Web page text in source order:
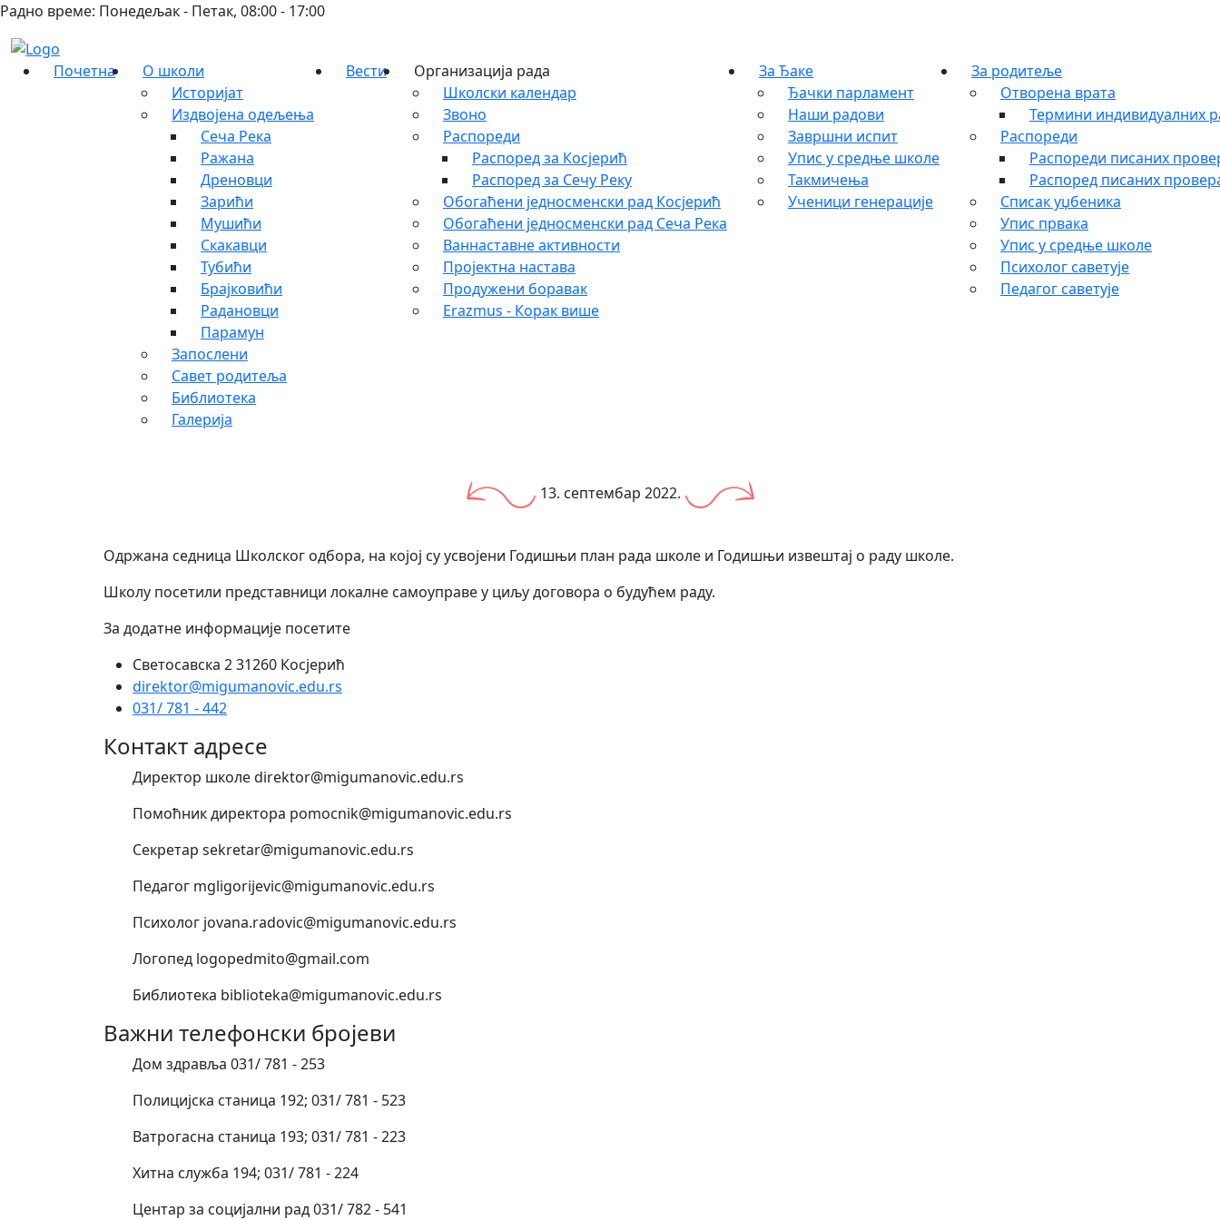
Радно време: Понедељак - Петак, 08:00 - 17:00
Почетна
О школи
Историјат
Издвојена одељења
Сеча Река
Ражана
Дреновци
Зарићи
Мушићи
Скакавци
Тубићи
Брајковићи
Радановци
Парамун
Запослени
Савет родитеља
Библиотека
Галерија
Вести
Организација рада
Школски календар
Звоно
Распореди
Распоред за Косјерић
Распоред за Сечу Реку
Обогаћени једносменски рад Косјерић
Обогаћени једносменски рад Сеча Река
Ваннаставне активности
Пројектна настава
Продужени боравак
Erazmus - Корак више
За Ђаке
Ђачки парламент
Наши радови
Завршни испит
Упис у средње школе
Такмичења
Ученици генерације
За родитеље
Отворена врата
Термини индивидуалних
Распореди
Распореди писаних
Распоред писаних
Списак уџбеника
Упис првака
Упис у средње школе
Психолог саветује
Педагог саветује
13. септембар 2022.
Одржана седница Школског одбора, на којој су усвојени Годишњи план рада школе и Годишњи извештај о раду школе.
Школу посетили представници локалне самоуправе у циљу договора о будућем раду.
За додатне информације посетите
Светосавска 2 31260 Косјерић
direktor@migumanovic.edu.rs
031/ 781 - 442
Контакт адресе
Директор школе direktor@migumanovic.edu.rs
Помоћник директора pomocnik@migumanovic.edu.rs
Секретар sekretar@migumanovic.edu.rs
Педагог mgligorijevic@migumanovic.edu.rs
Психолог jovana.radovic@migumanovic.edu.rs
Логопед logopedmito@gmail.com
Библиотека biblioteka@migumanovic.edu.rs
Важни телефонски бројеви
Дом здравља 031/ 781 - 253
Полицијска станица 192; 031/ 781 - 523
Ватрогасна станица 193; 031/ 781 - 223
Хитна служба 194; 031/ 781 - 224
Центар за социјални рад 031/ 782 - 541